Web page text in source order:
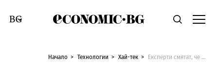
Economic.bgТърсене
Смяна на език
Начало Технологии Хай-тек Експерти смятат, че новите модели iPhone ще са по-евтини